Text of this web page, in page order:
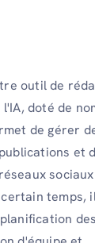
outil de
doté de
de gérer
et
temps,
des